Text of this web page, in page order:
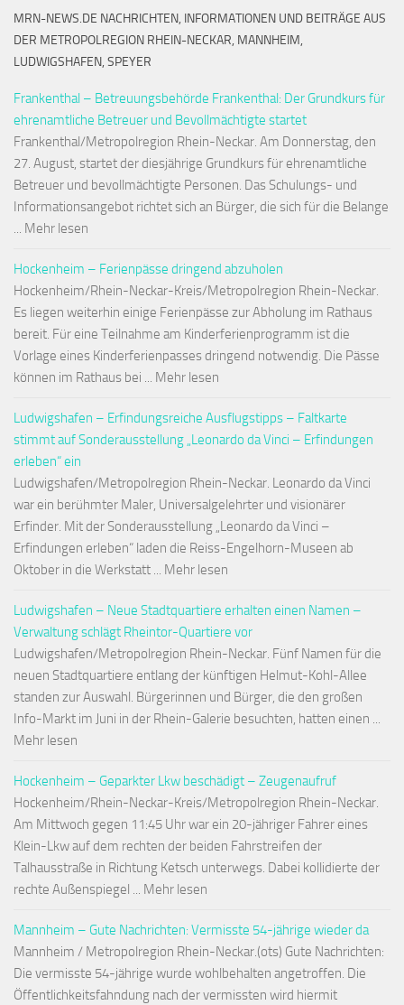
MRN-NEWS.DE NACHRICHTEN, INFORMATIONEN UND BEITRÄGE AUS
DER METROPOLREGION RHEIN-NECKAR, MANNHEIM,
LUDWIGSHAFEN, SPEYER
Frankenthal – Betreuungsbehörde Frankenthal: Der Grundkurs für
ehrenamtliche Betreuer und Bevollmächtigte startet
Frankenthal/Metropolregion Rhein-Neckar. Am Donnerstag, den
27. August, startet der diesjährige Grundkurs für ehrenamtliche
Betreuer und bevollmächtigte Personen. Das Schulungs- und
Informationsangebot richtet sich an Bürger, die sich für die Belange
... Mehr lesen
Hockenheim – Ferienpässe dringend abzuholen
Hockenheim/Rhein-Neckar-Kreis/Metropolregion Rhein-Neckar.
Es liegen weiterhin einige Ferienpässe zur Abholung im Rathaus
bereit. Für eine Teilnahme am Kinderferienprogramm ist die
Vorlage eines Kinderferienpasses dringend notwendig. Die Pässe
können im Rathaus bei ... Mehr lesen
Ludwigshafen – Erfindungsreiche Ausflugstipps – Faltkarte
stimmt auf Sonderausstellung „Leonardo da Vinci – Erfindungen
erleben“ ein
Ludwigshafen/Metropolregion Rhein-Neckar. Leonardo da Vinci
war ein berühmter Maler, Universalgelehrter und visionärer
Erfinder. Mit der Sonderausstellung „Leonardo da Vinci –
Erfindungen erleben“ laden die Reiss-Engelhorn-Museen ab
Oktober in die Werkstatt ... Mehr lesen
Ludwigshafen – Neue Stadtquartiere erhalten einen Namen –
Verwaltung schlägt Rheintor-Quartiere vor
Ludwigshafen/Metropolregion Rhein-Neckar. Fünf Namen für die
neuen Stadtquartiere entlang der künftigen Helmut-Kohl-Allee
standen zur Auswahl. Bürgerinnen und Bürger, die den großen
Info-Markt im Juni in der Rhein-Galerie besuchten, hatten einen ...
Mehr lesen
Hockenheim – Geparkter Lkw beschädigt – Zeugenaufruf
Hockenheim/Rhein-Neckar-Kreis/Metropolregion Rhein-Neckar.
Am Mittwoch gegen 11:45 Uhr war ein 20-jähriger Fahrer eines
Klein-Lkw auf dem rechten der beiden Fahrstreifen der
Talhausstraße in Richtung Ketsch unterwegs. Dabei kollidierte der
rechte Außenspiegel ... Mehr lesen
Mannheim – Gute Nachrichten: Vermisste 54-jährige wieder da
Mannheim / Metropolregion Rhein-Neckar.(ots) Gute Nachrichten:
Die vermisste 54-jährige wurde wohlbehalten angetroffen. Die
Öffentlichkeitsfahndung nach der vermissten wird hiermit